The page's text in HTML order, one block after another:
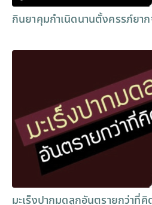
กินยาคุมกำเนิดนานตั้งครรภ์ยา
มะเร็งปากมดลูกอันตรายกว่าที่คิ